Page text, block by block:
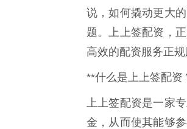
说，如何撬动更大
题。上上签配资，
高效的配资服务正
**什么是上上签配资
上上签配资是一家
金，从而使其能够